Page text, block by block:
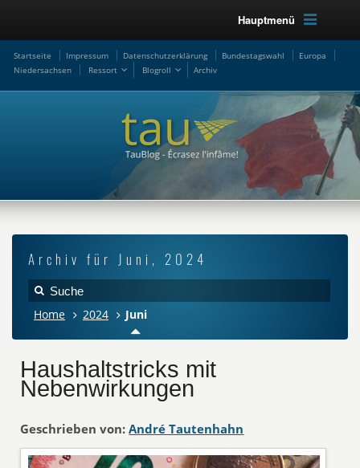
Hauptmenü
Startseite Impressum Datenschutzerklärung Bundestagswahl
Europa
Niedersachsen
Ressort Blogroll Archiv
Archiv für Juni, 2024
Home 2024 Juni
Haushaltstricks mit
Nebenwirkungen
Geschrieben von: André Tautenhahn